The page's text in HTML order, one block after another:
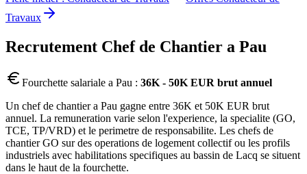
Travaux
Recrutement Chef de Chantier a Pau
Fourchette salariale a Pau : 36K - 50K EUR brut annuel
Un chef de chantier a Pau gagne entre 36K et 50K EUR brut
annuel. La remuneration varie selon l'experience, la specialite (GO,
TCE, TP/VRD) et le perimetre de responsabilite. Les chefs de
chantier GO sur des operations de logement collectif ou les profils
industriels avec habilitations specifiques au bassin de Lacq se situent
dans le haut de la fourchette.